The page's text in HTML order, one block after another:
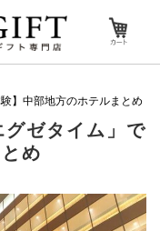
】中部地方のホテルまとめ
グゼタイム」で
め